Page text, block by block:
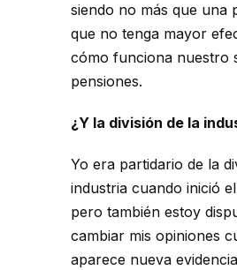
siendo no más que una
que no tenga mayor
cómo funciona nuestro
pensiones.
¿Y la división de la
Yo era partidario de la
industria cuando inició
pero también estoy
cambiar mis opiniones
aparece nueva